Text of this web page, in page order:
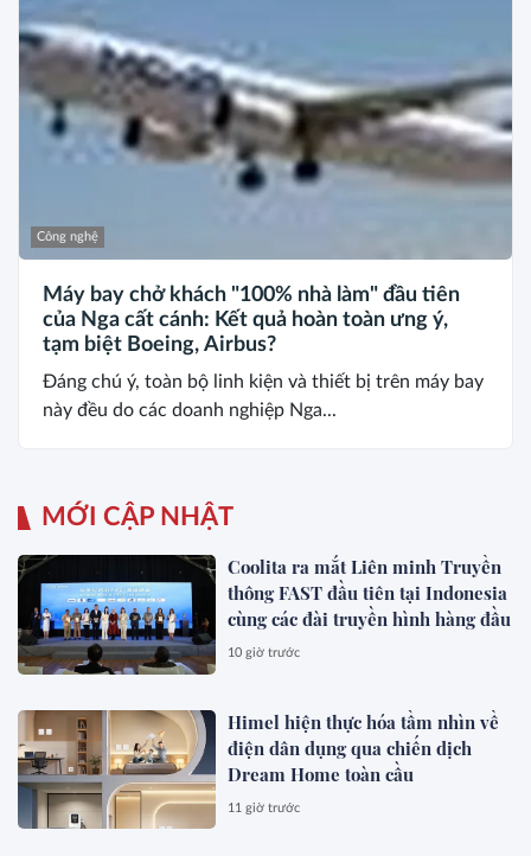
Công nghệ
Máy bay chở khách "100% nhà làm" đầu tiên
của Nga cất cánh: Kết quả hoàn toàn ưng ý,
tạm biệt Boeing, Airbus?
Đáng chú ý, toàn bộ linh kiện và thiết bị trên máy bay
này đều do các doanh nghiệp Nga...
MỚI CẬP NHẬT
Coolita ra mắt Liên minh Truyền
thông FAST đầu tiên tại Indonesia
cùng các đài truyền hình hàng đầu
10 giờ trước
Himel hiện thực hóa tầm nhìn về
điện dân dụng qua chiến dịch
Dream Home toàn cầu
11 giờ trước